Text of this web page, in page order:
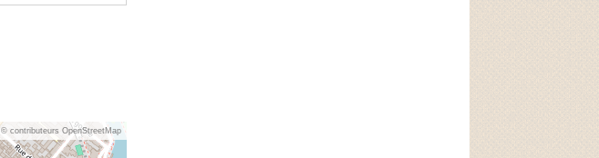
© contributeurs OpenStreetMap